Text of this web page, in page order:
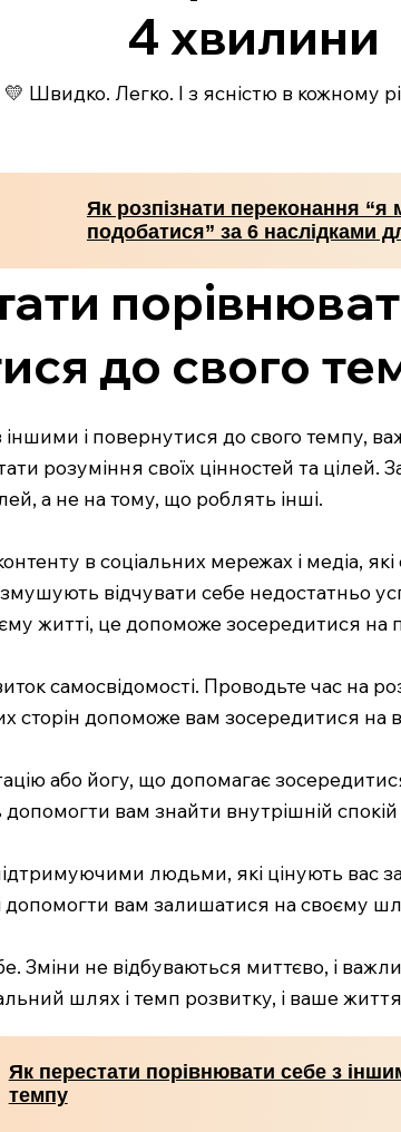
4 хвилини
💛 Швидко. Легко. І з ясністю в кожному
Як розпізнати переконання “я
подобатися” за 6 наслідками
до свого
і повернутися до свого темпу,
розуміння своїх цінностей та цілей.
а не на тому, що роблять інші.
в соціальних мережах і медіа,
відчувати себе недостатньо
житті, це допоможе зосередитися на
самосвідомості. Проводьте час на
сторін допоможе вам зосередитися на
або йогу, що допомагає
вам знайти внутрішній спокій
людьми, які цінують вас
допомогти вам залишатися на своєму
Зміни не відбуваються миттєво, і
шлях і темп розвитку, і ваше
Як перестати порівнювати себе з
темпу